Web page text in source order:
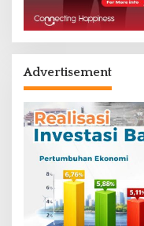
Advertisement